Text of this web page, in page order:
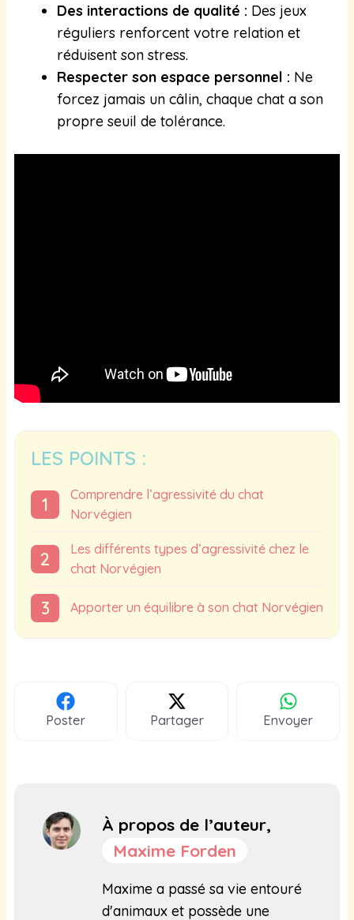
Des interactions de qualité : Des jeux
réguliers renforcent votre relation et
réduisent son stress.
Respecter son espace personnel : Ne
forcez jamais un câlin, chaque chat a son
propre seuil de tolérance.
LES POINTS :
Comprendre l’agressivité du chat
Norvégien
Les différents types d’agressivité chez le
chat Norvégien
Apporter un équilibre à son chat Norvégien
Poster Partager Envoyer
À propos de l’auteur,
Maxime Forden
Maxime a passé sa vie entouré
d'animaux et possède une